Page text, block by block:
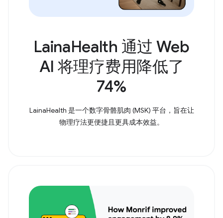
LainaHealth 通过 Web
AI 将理疗费用降低了
74%
LainaHealth 是一个数字骨骼肌肉 (MSK) 平台，旨在让
物理疗法更便捷且更具成本效益。